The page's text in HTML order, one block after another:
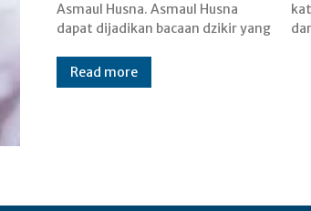
Asmaul Husna. Asmaul Husna
dapat dijadikan bacaan dzikir yang
kata Al Asma adalah bentuk jamak
Read more